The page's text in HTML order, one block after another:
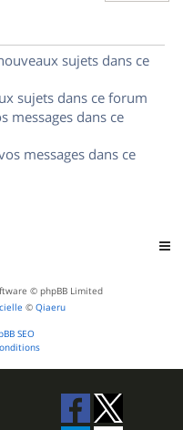
sujets dans ce
sujets dans ce forum
messages dans ce
messages dans ce
© phpBB Limited
© Qiaeru
SEO